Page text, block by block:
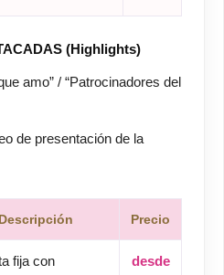
(Highlights)
amo” / “Patrocinadores del
de presentación de la
Descripción Precio
fija con
desde